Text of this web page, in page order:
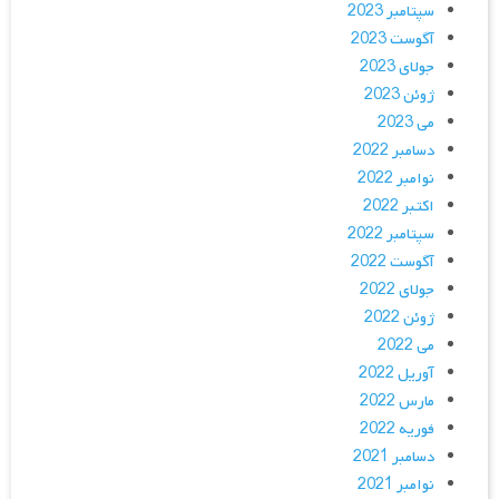
سپتامبر 2023
آگوست 2023
جولای 2023
ژوئن 2023
می 2023
دسامبر 2022
نوامبر 2022
اکتبر 2022
سپتامبر 2022
آگوست 2022
جولای 2022
ژوئن 2022
می 2022
آوریل 2022
مارس 2022
فوریه 2022
دسامبر 2021
نوامبر 2021